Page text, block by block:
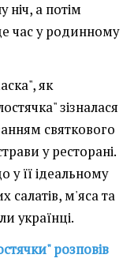
ніч, а потім
час у родинному
як
зізналася
святкового
у ресторані.
у її ідеальному
м'яса та
українці.
розповів